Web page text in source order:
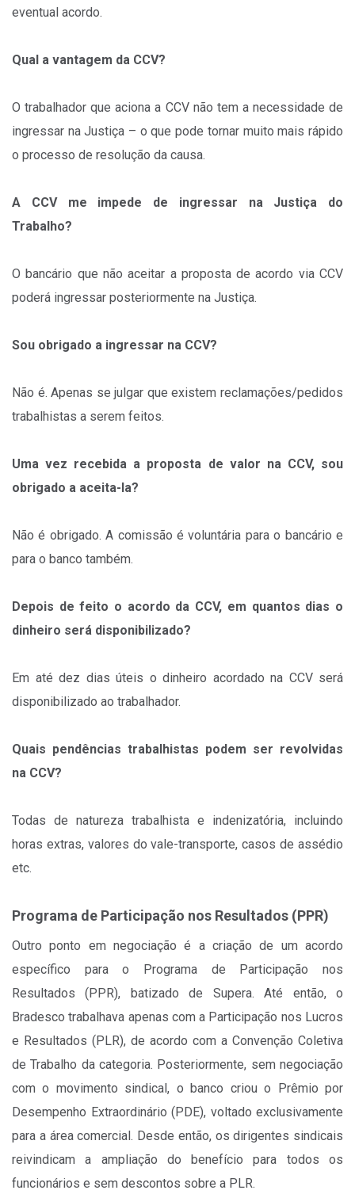
eventual acordo.
Qual a vantagem da CCV?
O trabalhador que aciona a CCV não tem a necessidade de
ingressar na Justiça – o que pode tornar muito mais rápido
o processo de resolução da causa.
A CCV me impede de ingressar na Justiça do
Trabalho?
O bancário que não aceitar a proposta de acordo via CCV
poderá ingressar posteriormente na Justiça.
Sou obrigado a ingressar na CCV?
Não é. Apenas se julgar que existem reclamações/pedidos
trabalhistas a serem feitos.
Uma vez recebida a proposta de valor na CCV, sou
obrigado a aceita-la?
Não é obrigado. A comissão é voluntária para o bancário e
para o banco também.
Depois de feito o acordo da CCV, em quantos dias o
dinheiro será disponibilizado?
Em até dez dias úteis o dinheiro acordado na CCV será
disponibilizado ao trabalhador.
Quais pendências trabalhistas podem ser revolvidas
na CCV?
Todas de natureza trabalhista e indenizatória, incluindo
horas extras, valores do vale-transporte, casos de assédio
etc.
Programa de Participação nos Resultados (PPR)
Outro ponto em negociação é a criação de um acordo
específico para o Programa de Participação nos
Resultados (PPR), batizado de Supera. Até então, o
Bradesco trabalhava apenas com a Participação nos Lucros
e Resultados (PLR), de acordo com a Convenção Coletiva
de Trabalho da categoria. Posteriormente, sem negociação
com o movimento sindical, o banco criou o Prêmio por
Desempenho Extraordinário (PDE), voltado exclusivamente
para a área comercial. Desde então, os dirigentes sindicais
reivindicam a ampliação do benefício para todos os
funcionários e sem descontos sobre a PLR.